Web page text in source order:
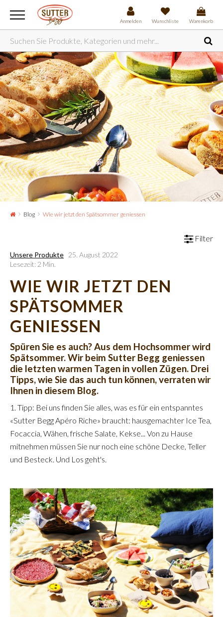
Anmelden Wunschliste Warenkorb
Blog Wie wir jetzt den Spätsommer geniessen
Filter
Unsere Produkte 25. August 2022
Lesezeit: 2 Min.
WIE WIR JETZT DEN
SPÄTSOMMER
GENIESSEN
Spüren Sie es auch? Aus dem Hochsommer wird
Spätsommer. Wir beim Sutter Begg geniessen
die letzten warmen Tagen in vollen Zügen. Drei
Tipps, wie Sie das auch tun können, verraten wir
Ihnen in diesem Blog.
1. Tipp: Bei uns finden Sie alles, was es für ein entspanntes
«Sutter Begg Apéro Riche» braucht: hausgemachter Ice Tea,
Focaccia, Wähen, frische Salate, Kekse... Von zu Hause
mitnehmen müssen Sie nur noch eine schöne Decke, Teller
und Besteck. Und Los geht's.